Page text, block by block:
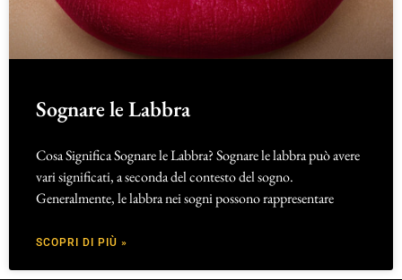
Sognare le Labbra
Cosa Significa Sognare le Labbra? Sognare le labbra può avere
vari significati, a seconda del contesto del sogno.
Generalmente, le labbra nei sogni possono rappresentare
SCOPRI DI PIÙ »